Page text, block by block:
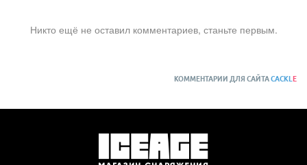
Никто ещё не оставил комментариев, станьте первым.
КОММЕНТАРИИ ДЛЯ САЙТАCACKL E